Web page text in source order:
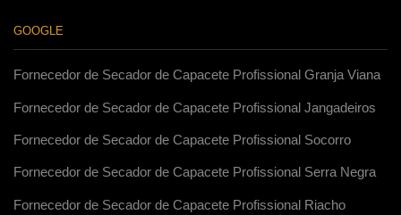
GOOGLE
Fornecedor de Secador de Capacete Profissional Granja Viana
Fornecedor de Secador de Capacete Profissional Jangadeiros
Fornecedor de Secador de Capacete Profissional Socorro
Fornecedor de Secador de Capacete Profissional Serra Negra
Fornecedor de Secador de Capacete Profissional Riacho